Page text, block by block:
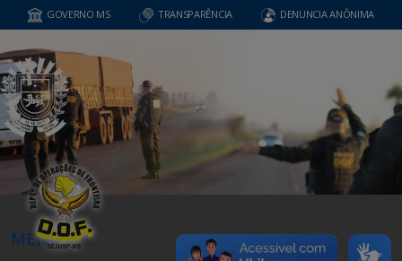
GOVERNO MS TRANSPARÊNCIA DENUNCIA ANÔNIMA
MENU